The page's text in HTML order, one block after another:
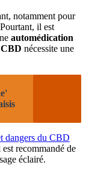
notamment pour
il est
automédication
nécessite une
dangers du CBD
recommandé de
éclairé.